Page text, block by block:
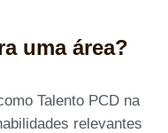
uma área?
Talento PCD na
relevantes